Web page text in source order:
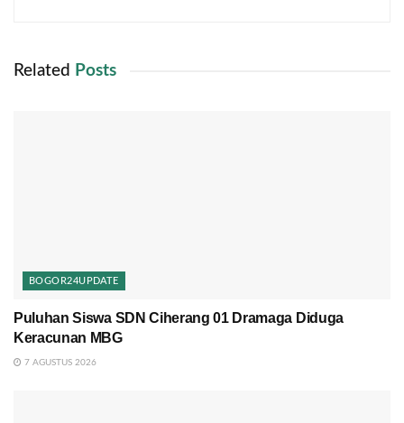
Related Posts
BOGOR24UPDATE
Puluhan Siswa SDN Ciherang 01 Dramaga Diduga
Keracunan MBG
7 AGUSTUS 2026